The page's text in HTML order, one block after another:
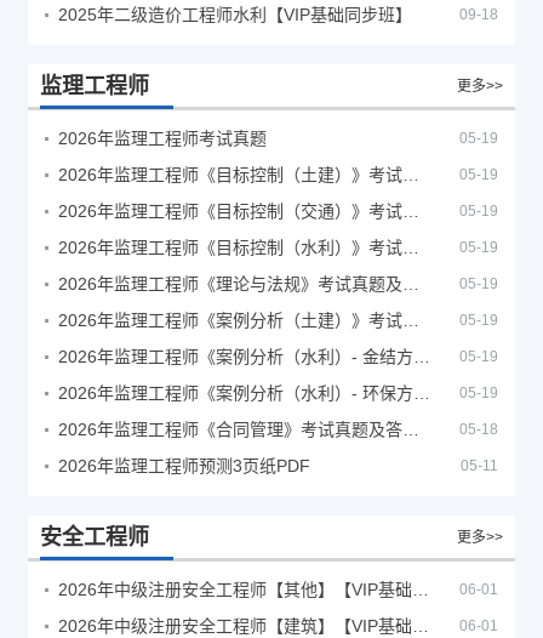
2025年二级造价工程师水利【VIP基础同步班】 09-18
监理工程师 更多>>
2026年监理工程师考试真题 05-19
05-19
05-19
05-19
05-19
05-19
05-19
05-19
05-18
2026年监理工程师预测3页纸PDF 05-11
安全工程师 更多>>
06-01
06-01